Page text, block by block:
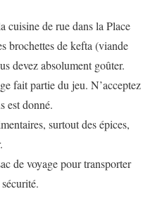
cuisine de rue dans la Place
brochettes de kefta (viande
devez absolument goûter.
fait partie du jeu. N’acceptez
est donné.
surtout des épices,
de voyage pour transporter